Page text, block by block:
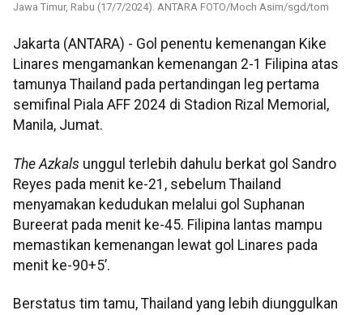
Jawa Timur, Rabu (17/7/2024). ANTARA FOTO/Moch Asim/sgd/tom
Jakarta (ANTARA) - Gol penentu kemenangan Kike
Linares mengamankan kemenangan 2-1 Filipina atas
tamunya Thailand pada pertandingan leg pertama
semifinal Piala AFF 2024 di Stadion Rizal Memorial,
Manila, Jumat.
The Azkals unggul terlebih dahulu berkat gol Sandro
Reyes pada menit ke-21, sebelum Thailand
menyamakan kedudukan melalui gol Suphanan
Bureerat pada menit ke-45. Filipina lantas mampu
memastikan kemenangan lewat gol Linares pada
menit ke-90+5’.
Berstatus tim tamu, Thailand yang lebih diunggulkan